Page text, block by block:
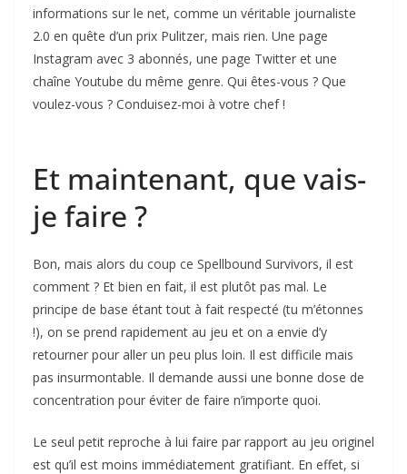
informations sur le net, comme un véritable journaliste
2.0 en quête d’un prix Pulitzer, mais rien. Une page
Instagram avec 3 abonnés, une page Twitter et une
chaîne Youtube du même genre. Qui êtes-vous ? Que
voulez-vous ? Conduisez-moi à votre chef !
Et maintenant, que vais-
je faire ?
Bon, mais alors du coup ce Spellbound Survivors, il est
comment ? Et bien en fait, il est plutôt pas mal. Le
principe de base étant tout à fait respecté (tu m’étonnes
!), on se prend rapidement au jeu et on a envie d’y
retourner pour aller un peu plus loin. Il est difficile mais
pas insurmontable. Il demande aussi une bonne dose de
concentration pour éviter de faire n’importe quoi.
Le seul petit reproche à lui faire par rapport au jeu originel
est qu’il est moins immédiatement gratifiant. En effet, si